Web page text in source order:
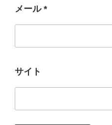
メール *
サイト